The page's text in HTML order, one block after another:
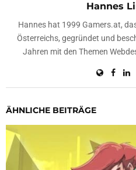
Hannes
Hannes hat 1999 Gamers.at,
Österreichs, gegründet und
Jahren mit den Themen
ÄHNLICHE BEITRÄGE